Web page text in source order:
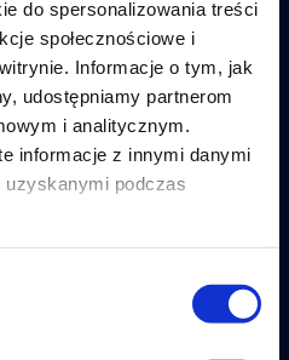
do spersonalizowania treści
społecznościowe i
Informacje o tym, jak
udostępniamy partnerom
i analitycznym.
informacje z innymi danymi
podczas
a nasi eksperci
każdą sprawą.
się
się do